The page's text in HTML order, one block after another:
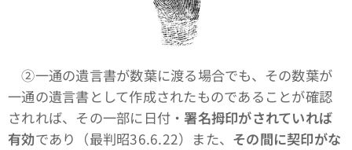
➁一通の遺言書が数葉に渡る場合でも、その数葉が
一通の遺言書として作成されたものであることが確認
されれば、その一部に日付・署名拇印がされていれば
有効であり（最判昭36.6.22）また、 その間に契印がな